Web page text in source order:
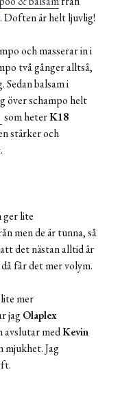
Doften är helt ljuvlig!
och masserar in i
två gånger alltså,
Sedan balsam i
över schampo helt
som heterK18
stärker och
ger lite
men de är tunna, så
det nästan alltid är
får det mer volym.
mer
jagOlaplex
avslutar medKevin
mjukhet. Jag